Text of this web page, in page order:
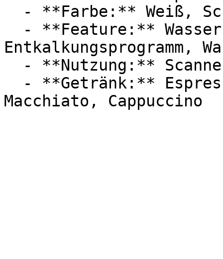
Entkalkungsprogramm,